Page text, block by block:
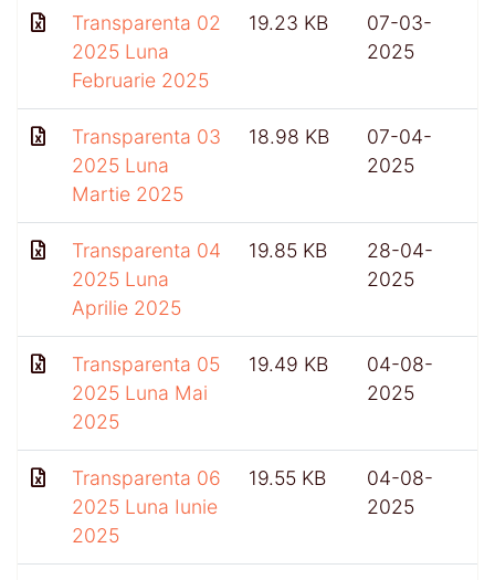
Transparenta 02
2025 Luna
Februarie 2025
19.23 KB
07-03-
2025
Transparenta 03
2025 Luna
Martie 2025
18.98 KB
07-04-
2025
Transparenta 04
2025 Luna
Aprilie 2025
19.85 KB
28-04-
2025
Transparenta 05
2025 Luna Mai
2025
19.49 KB
04-08-
2025
Transparenta 06
2025 Luna Iunie
2025
19.55 KB
04-08-
2025